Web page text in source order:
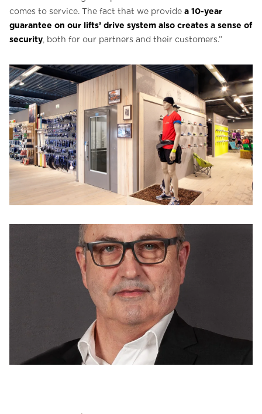
comes to service. The fact that we provide a 10-year
guarantee on our lifts’ drive system also creates a sense of
security , both for our partners and their customers.”